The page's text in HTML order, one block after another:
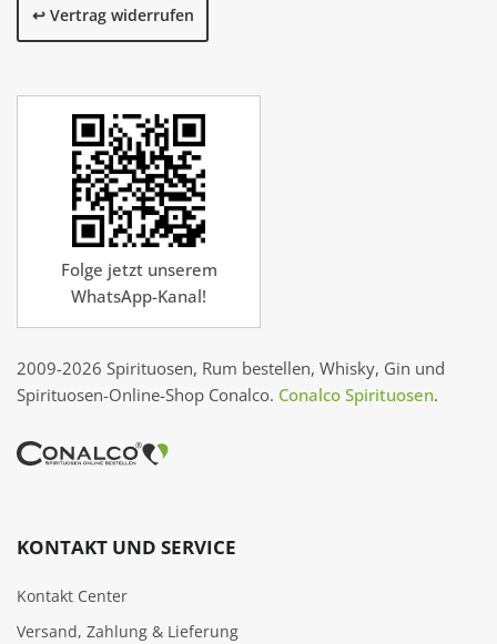
↩️ Vertrag widerrufen
Folge jetzt unserem
WhatsApp-Kanal!
2009-2026 Spirituosen, Rum bestellen, Whisky, Gin und
Spirituosen-Online-Shop Conalco. Conalco Spirituosen.
KONTAKT UND SERVICE
Kontakt Center
Versand, Zahlung & Lieferung